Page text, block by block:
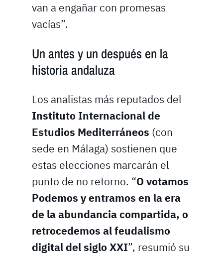
van a engañar con promesas
vacías”.
Un antes y un después en la
historia andaluza
Los analistas más reputados del
Instituto Internacional de
Estudios Mediterráneos (con
sede en Málaga) sostienen que
estas elecciones marcarán el
punto de no retorno. “O votamos
Podemos y entramos en la era
de la abundancia compartida, o
retrocedemos al feudalismo
digital del siglo XXI”, resumió su